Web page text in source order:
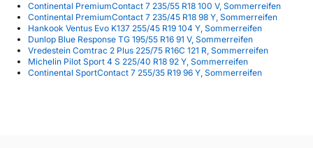
Continental PremiumContact 7 235/55 R18 100 V, Sommerreifen
Continental PremiumContact 7 235/45 R18 98 Y, Sommerreifen
Hankook Ventus Evo K137 255/45 R19 104 Y, Sommerreifen
Dunlop Blue Response TG 195/55 R16 91 V, Sommerreifen
Vredestein Comtrac 2 Plus 225/75 R16C 121 R, Sommerreifen
Michelin Pilot Sport 4 S 225/40 R18 92 Y, Sommerreifen
Continental SportContact 7 255/35 R19 96 Y, Sommerreifen